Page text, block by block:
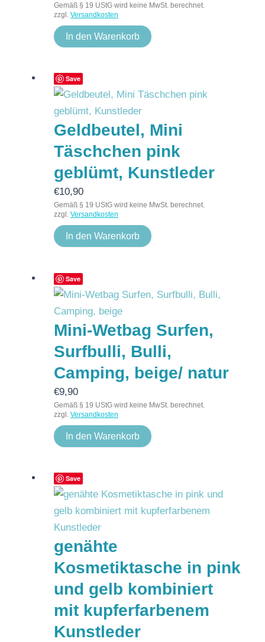
Gemäß § 19 UStG wird keine MwSt. berechnet.
zzgl. Versandkosten
In den Warenkorb
Save
Geldbeutel, Mini
Täschchen pink
geblümt, Kunstleder
€10,90
Gemäß § 19 UStG wird keine MwSt. berechnet.
zzgl. Versandkosten
In den Warenkorb
Save
Mini-Wetbag Surfen,
Surfbulli, Bulli,
Camping, beige/ natur
€9,90
Gemäß § 19 UStG wird keine MwSt. berechnet.
zzgl. Versandkosten
In den Warenkorb
Save
genähte
Kosmetiktasche in pink
und gelb kombiniert
mit kupferfarbenem
Kunstleder